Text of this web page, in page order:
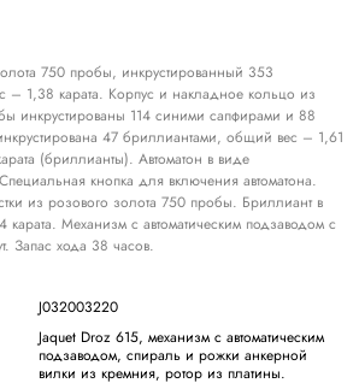
750 пробы, инкрустированный 353
1,38 карата. Корпус и накладное кольцо из
инкрустированы 114 синими сапфирами и 88
47 бриллиантами, общий вес – 1,61
(бриллианты). Автоматон в виде
кнопка для включения автоматона.
из розового золота 750 пробы. Бриллиант в
Механизм с автоматическим подзаводом с
Запас хода 38 часов.
J032003220
Jaquet Droz 615, механизм с автоматическим
подзаводом, спираль и рожки анкерной
вилки из кремния, ротор из платины.